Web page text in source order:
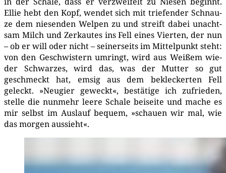
Ellie hebt den Kopf, wen­det sich mit trie­fen­der Schnau­
ze dem nie­sen­den Wel­pen zu und streift dabei unacht­
sam Milch und Zer­kau­tes ins Fell eines Vier­ten, der nun
– ob er will oder nicht – sei­ner­seits im Mit­tel­punkt steht:
von den Geschwis­tern umringt, wird aus Wei­ßem wie­
der Schwar­zes, wird das, was der Mut­ter so gut
geschmeckt hat, emsig aus dem bekle­cker­ten Fell
geleckt. »Neu­gier geweckt«, bestä­ti­ge ich zufrie­den,
stel­le die nun­mehr lee­re Scha­le bei­sei­te und mache es
mir selbst im Aus­lauf bequem, »schau­en wir mal, wie
das mor­gen aussieht«.